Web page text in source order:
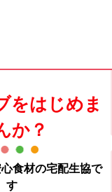
をはじめま
か？
食材の宅配生協で
す